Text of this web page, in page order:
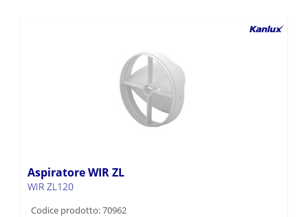
Aspiratore WIR ZL
WIR ZL120
Codice prodotto: 70962